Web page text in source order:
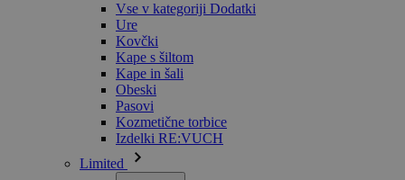
Vse v kategoriji Dodatki
Ure
Kovčki
Kape s šiltom
Kape in šali
Obeski
Pasovi
Kozmetične torbice
Izdelki RE:VUCH
Limited